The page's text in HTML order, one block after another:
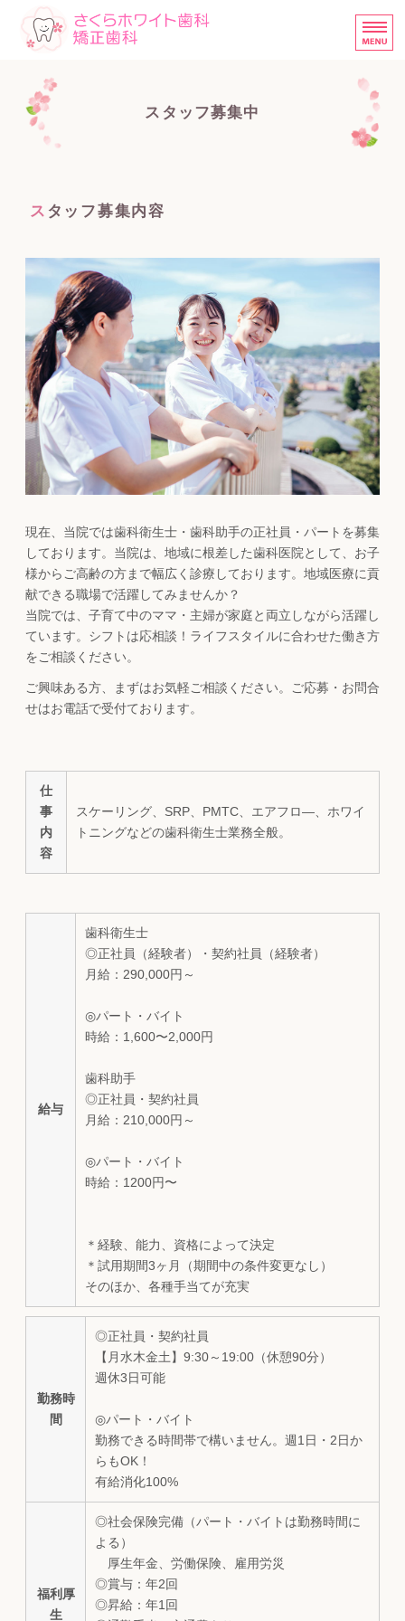
さくらホワイト歯科・矯正
ホーム
スタッフ募集中
スタッフ募集内容
現在、当院では歯科衛生士・歯科助手の正社員・パートを募集
しております。当院は、地域に根差した歯科医院として、お子
様からご高齢の方まで幅広く診療しております。地域医療に貢
献できる職場で活躍してみませんか？
当院では、子育て中のママ・主婦が家庭と両立しながら活躍し
ています。シフトは応相談！ライフスタイルに合わせた働き方
をご相談ください。
ご興味ある方、まずはお気軽ご相談ください。ご応募・お問合
せはお電話で受付ております。
仕
事
内
容
スケーリング、SRP、PMTC、エアフロ―、ホワイ
トニングなどの歯科衛生士業務全般。
給与
歯科衛生士
◎正社員（経験者）・契約社員（経験者）
月給：290,000円～
◎パート・バイト
時給：1,600〜2,000円
歯科助手
◎正社員・契約社員
月給：210,000円～
◎パート・バイト
時給：1200円〜
＊経験、能力、資格によって決定
＊試用期間3ヶ月（期間中の条件変更なし）
そのほか、各種手当てが充実
勤務時
間
◎正社員・契約社員
【月水木金土】9:30～19:00（休憩90分）
週休3日可能
◎パート・バイト
勤務できる時間帯で構いません。週1日・2日か
らもOK！
有給消化100%
福利厚
生
◎社会保険完備（パート・バイトは勤務時間に
よる）
厚生年金、労働保険、雇用労災
◎賞与：年2回
◎昇給：年1回